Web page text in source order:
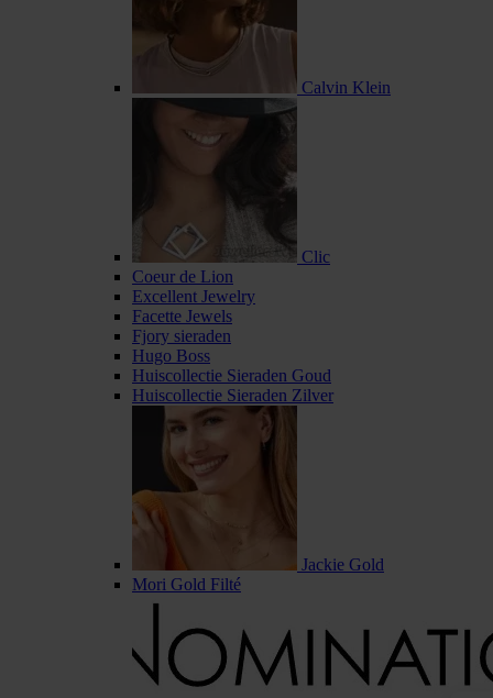
Calvin Klein
Clic
Coeur de Lion
Excellent Jewelry
Facette Jewels
Fjory sieraden
Hugo Boss
Huiscollectie Sieraden Goud
Huiscollectie Sieraden Zilver
Jackie Gold
Mori Gold Filté